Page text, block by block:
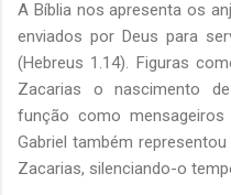
A Bíblia nos apresenta os
enviados por Deus para
(Hebreus 1.14). Figuras
Zacarias o nascimento
função como
Gabriel também
Zacarias, silenciando-o